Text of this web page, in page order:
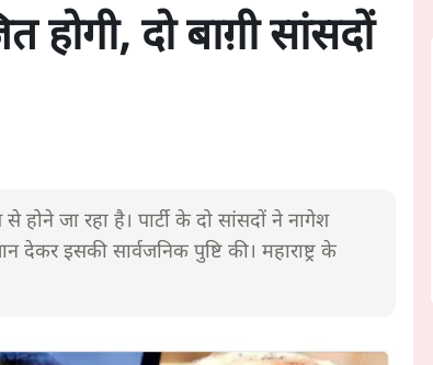
दो बाग़ी सांसदों
जा रहा है। पार्टी के दो सांसदों ने नागेश
इसकी सार्वजनिक पुष्टि की। महाराष्ट्र के